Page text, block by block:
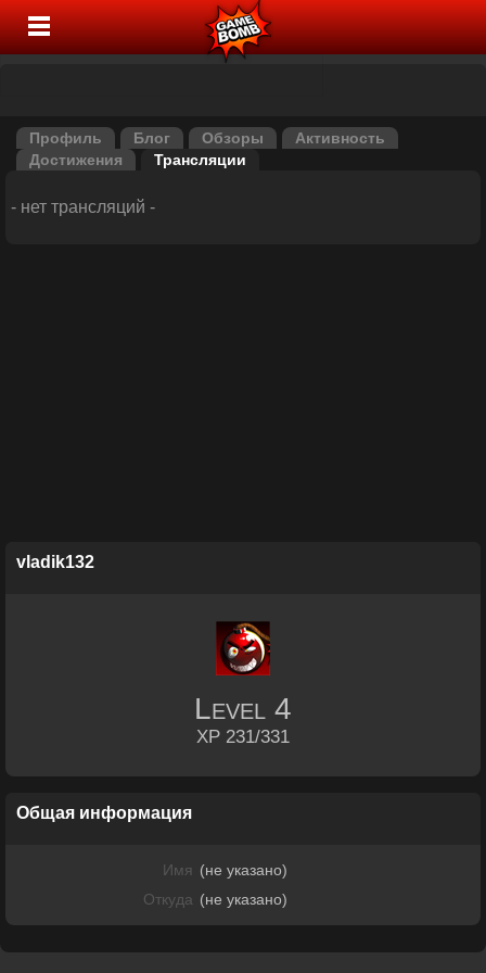
Профиль Блог Обзоры
Активность
Достижения
Трансляции
- нет трансляций -
vladik132
Level 4
XP 231/331
Общая информация
Имя (не указано)
Откуда (не указано)